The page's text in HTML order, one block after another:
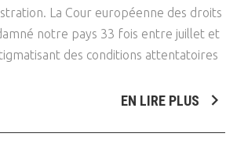
La Cour européenne des droits
notre pays 33 fois entre juillet et
des conditions attentatoires
EN LIRE PLUS